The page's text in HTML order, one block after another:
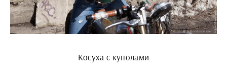
Косуха с куполами